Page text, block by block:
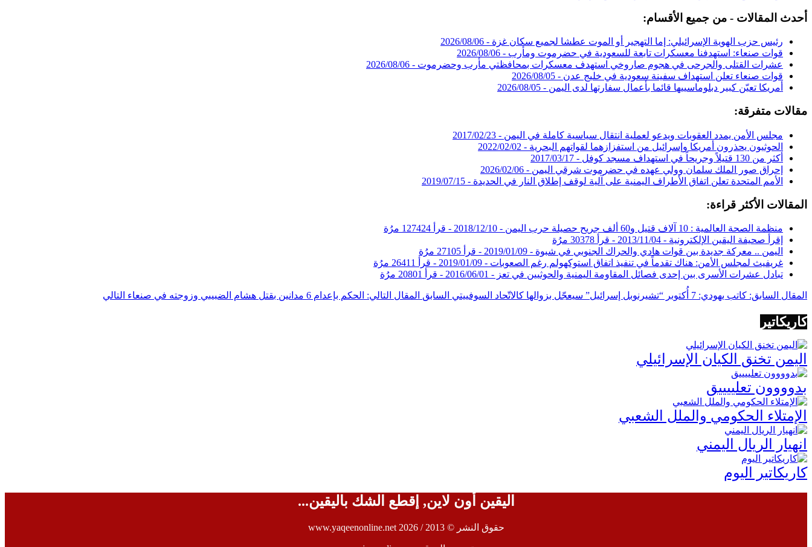
أحدث المقالات - من جميع الأقسام:
رئيس حزب الهوية الإسرائيلي: إما التهجير أو الموت عطشا لجميع سكان غزة - 2026/08/06
قوات صنعاء: استهدفنا معسكرات تابعة للسعودية في حضرموت ومأرب - 2026/08/06
عشرات القتلى والجرحى في هجوم صاروخي استهدف معسكرات بمحافظتي مأرب وحضرموت - 2026/08/06
قوات صنعاء تعلن استهداف سفينة سعودية في خليج عدن - 2026/08/05
أمريكا تعيّن كبير دبلوماسييها قائما بأعمال سفارتها لدى اليمن - 2026/08/05
مقالات متفرقة:
مجلس الأمن يمدد العقوبات ويدعو لعملية انتقال سياسية كاملة في اليمن - 2017/02/23
الحوثيون يحذرون أمريكا وإسرائيل من استفزازهما لقواتهم البحرية - 2022/02/02
أكثر من 130 قتيلاً وجريحاً في استهداف مسجد كوفل -
2017/03/17
إحراق صور الملك سلمان وولي عهده في حضرموت شرقي اليمن - 2026/02/06
الأمم المتحدة تعلن اتفاق الأطراف اليمنية على آلية لوقف إطلاق النار في الحديدة - 2019/07/15
المقالات الأكثر قراءة:
منظمة الصحة العالمية : 10 آلاف قتيل و60 ألف جريح حصيلة حرب اليمن - 2018/12/10
- قرأ 127424 مرُة
إقرأ صحيفة اليقين الإلكترونية - 2013/11/04
- قرأ 30378 مرُة
اليمن .. معركة جديدة بين قوات هادي والحراك الجنوبي في شبوة - 2019/01/09
- قرأ 27105 مرُة
غريفيث لمجلس الأمن: هناك تقدماً في تنفيذ اتفاق استوكهولم رغم الصعوبات - 2019/01/09
- قرأ 26411 مرُة
تبادل عشرات الأسرى بين إحدى فصائل المقاومة اليمنية والحوثيين في تعز - 2016/06/01
- قرأ 20801 مرُة
المقال السابق: كاتب يهودي: 7 أُكتوبر “تشيرنوبل إسرائيل” سيعجّل بزوالها كالاتّحاد السوفييتي السابق المقال التالي: الحكم بإعدام 6 مدانين بقتل هشام الضبيبي وزوجته في صنعاء التالي
كاريكاتير
اليمن تخنق الكيان الإسرائيلي
بدوووون تعلييييق
الإمتلاء الحكومي والملل الشعبي
انهيار الريال اليمني
كاريكاتير اليوم
اليقين أون لاين, إقطع الشك باليقين...
حقوق النشر © 2013 / 2026 www.yaqeenonline.net